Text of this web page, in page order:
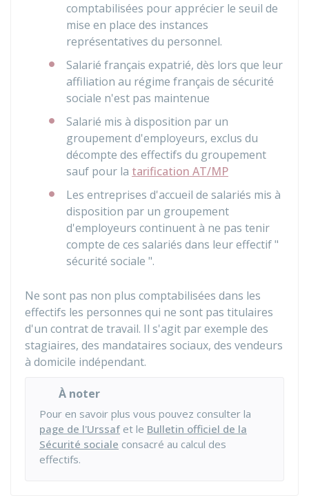
comptabilisées pour apprécier le seuil de
mise en place des instances
représentatives du personnel.
Salarié français expatrié, dès lors que leur
affiliation au régime français de sécurité
sociale n'est pas maintenue
Salarié mis à disposition par un
groupement d'employeurs, exclus du
décompte des effectifs du groupement
sauf pour la tarification AT/MP
Les entreprises d'accueil de salariés mis à
disposition par un groupement
d'employeurs continuent à ne pas tenir
compte de ces salariés dans leur effectif "
sécurité sociale ".
Ne sont pas non plus comptabilisées dans les
effectifs les personnes qui ne sont pas titulaires
d'un contrat de travail. Il s'agit par exemple des
stagiaires, des mandataires sociaux, des vendeurs
à domicile indépendant.
À noter
Pour en savoir plus vous pouvez consulter la
page de l'Urssaf et le Bulletin officiel de la
Sécurité sociale consacré au calcul des
effectifs.